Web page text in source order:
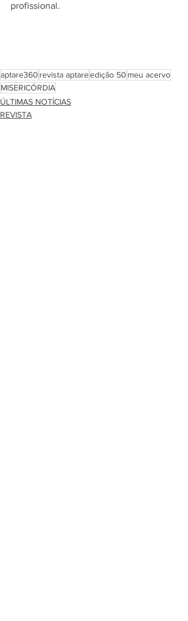
profissional.
aptare360 revista aptareedição 50 meu acervo
MISERICÓRDIA
ÚLTIMAS NOTÍCIAS
REVISTA